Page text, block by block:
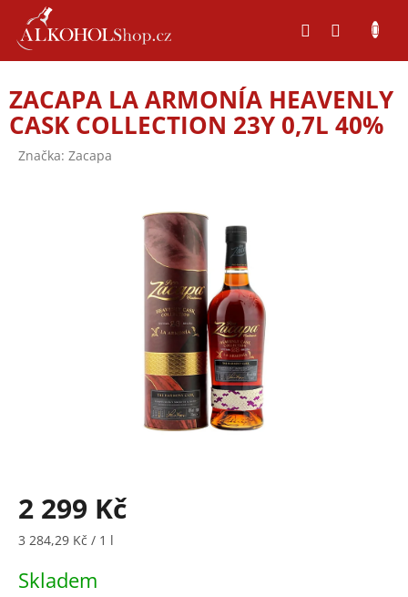
obsah
ZACAPA LA ARMONÍA HEAVENLY
CASK COLLECTION 23Y 0,7L 40%
Značka: Zacapa
2 299 Kč
Měrná
3 284,29 Kč / 1 l
Skladem